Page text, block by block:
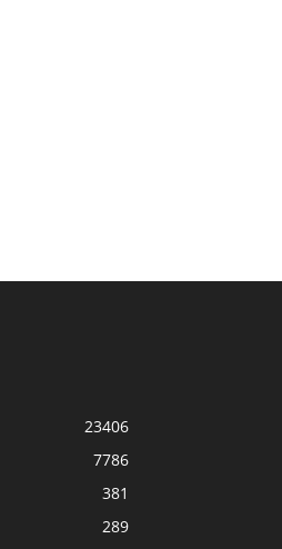
23406
7786
381
289